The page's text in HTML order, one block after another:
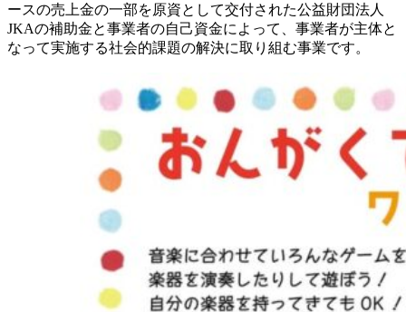
ースの売上金の一部を原資として交付された公益財団法人
JKAの補助金と事業者の自己資金によって、事業者が主体と
なって実施する社会的課題の解決に取り組む事業です。